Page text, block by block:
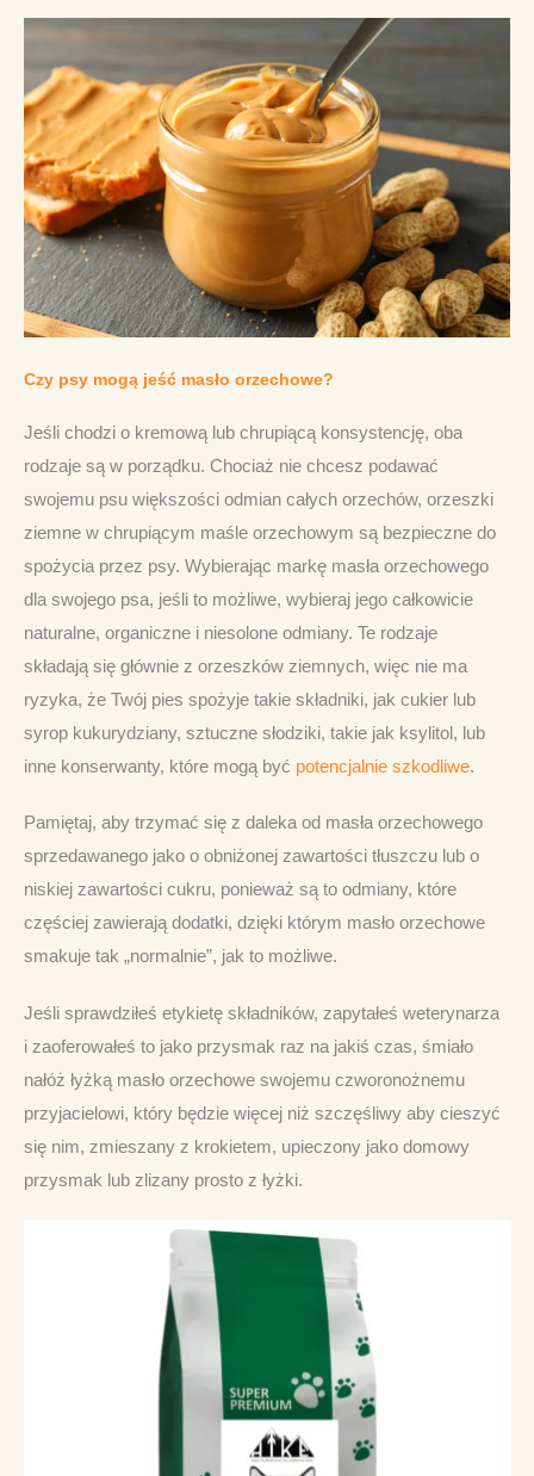
Czy psy mogą jeść masło orzechowe?
Jeśli chodzi o kremową lub chrupiącą konsystencję, oba
rodzaje są w porządku. Chociaż nie chcesz podawać
swojemu psu większości odmian całych orzechów, orzeszki
ziemne w chrupiącym maśle orzechowym są bezpieczne do
spożycia przez psy. Wybierając markę masła orzechowego
dla swojego psa, jeśli to możliwe, wybieraj jego całkowicie
naturalne, organiczne i niesolone odmiany. Te rodzaje
składają się głównie z orzeszków ziemnych, więc nie ma
ryzyka, że ​​Twój pies spożyje takie składniki, jak cukier lub
syrop kukurydziany, sztuczne słodziki, takie jak ksylitol, lub
inne konserwanty, które mogą być potencjalnie szkodliwe.
Pamiętaj, aby trzymać się z daleka od masła orzechowego
sprzedawanego jako o obniżonej zawartości tłuszczu lub o
niskiej zawartości cukru, ponieważ są to odmiany, które
częściej zawierają dodatki, dzięki którym masło orzechowe
smakuje tak „normalnie”, jak to możliwe.
Jeśli sprawdziłeś etykietę składników, zapytałeś weterynarza
i zaoferowałeś to jako przysmak raz na jakiś czas, śmiało
nałóż łyżką masło orzechowe swojemu czworonożnemu
przyjacielowi, który będzie więcej niż szczęśliwy aby cieszyć
się nim, zmieszany z krokietem, upieczony jako domowy
przysmak lub zlizany prosto z łyżki.